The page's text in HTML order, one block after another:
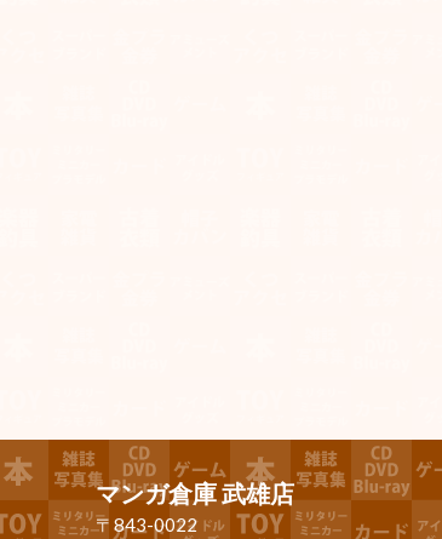
マンガ倉庫 武雄店
〒843-0022